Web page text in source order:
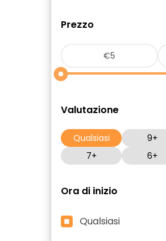
Prezzo
Valutazione
Qualsiasi 9+
7+
6+
Ora di inizio
Qualsiasi